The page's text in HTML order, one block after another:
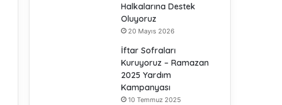
Halkalarına Destek
Oluyoruz
20 Mayıs 2026
İftar Sofraları
Kuruyoruz – Ramazan
2025 Yardım
Kampanyası
10 Temmuz 2025